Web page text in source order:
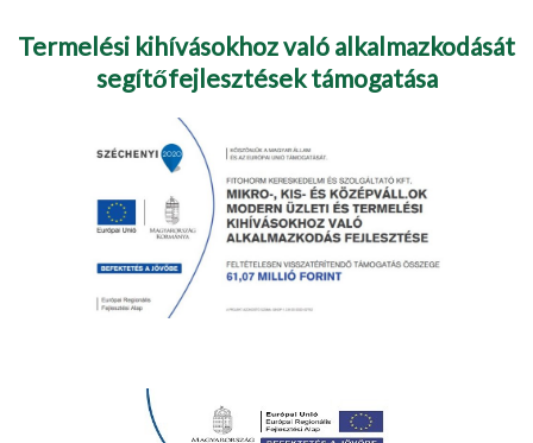
Termelési kihívásokhoz való alkalmazkodását
segítőfejlesztések támogatása